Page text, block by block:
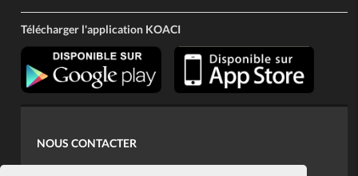
Télécharger l'application KOACI
NOUS CONTACTER